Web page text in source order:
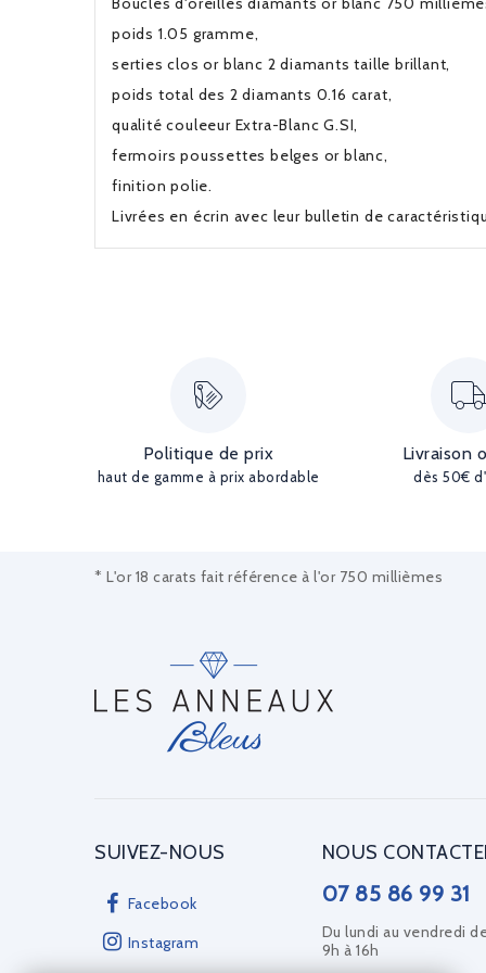
poids 1.05 gramme,
serties clos or blanc 2 diamants taille brillant,
poids total des 2 diamants 0.16 carat,
qualité couleeur Extra-Blanc G.SI,
fermoirs poussettes belges or blanc,
finition polie.
Livrées en écrin avec leur bulletin de
Politique de prix
haut de gamme à prix abordable
Livraison
dès 50€
* L'or 18 carats fait référence à l'or 750 millièmes
SUIVEZ-NOUS
Facebook
Instagram
NOUS
07 85 86 99 31
Du lundi au vendredi
9h à 16h